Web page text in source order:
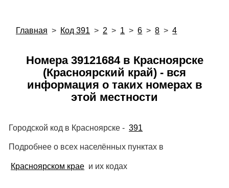
Главная > Код 391 > 2 > 1 > 6 > 8 > 4
Номера 39121684 в Красноярске
(Красноярский край) - вся
информация о таких номерах в
этой местности
Городской код в Красноярске - 391
Подробнее о всех населённых пунктах в
Красноярском крае и их кодах